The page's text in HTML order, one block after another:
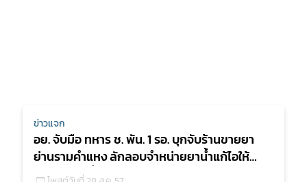
ข่าวแจก
อย. จับมือ ทหาร ช. พัน. 1 รอ. บุกจับร้านขายยา
ย่านรามคำแหง ลักลอบจำหน่ายยาน้ำแก้ไอให้
แก่เยาวชนต่ำกว่